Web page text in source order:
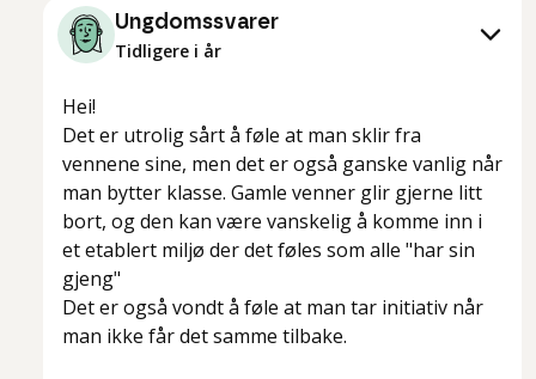
Ungdomssvarer
Tidligere i år
Hei!
Det er utrolig sårt å føle at man sklir fra
vennene sine, men det er også ganske vanlig når
man bytter klasse. Gamle venner glir gjerne litt
bort, og den kan være vanskelig å komme inn i
et etablert miljø der det føles som alle "har sin
gjeng"
Det er også vondt å føle at man tar initiativ når
man ikke får det samme tilbake.